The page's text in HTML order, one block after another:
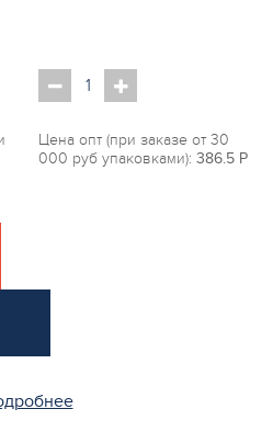
Цена опт (при заказе от 30
000 руб упаковками): 386.5 P